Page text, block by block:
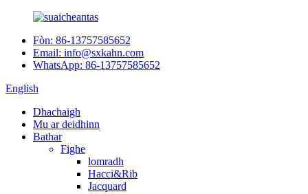
Fòn: 86-13757585652
Email: info@sxkahn.com
WhatsApp: 86-13757585652
English
Dhachaigh
Mu ar deidhinn
Bathar
Fighe
lomradh
Hacci&Rib
Jacquard